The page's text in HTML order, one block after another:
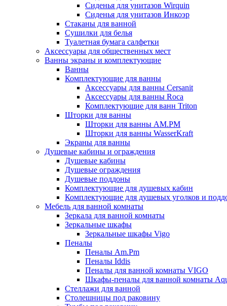
Сиденья для унитазов Wirquin
Сиденья для унитазов Инкоэр
Стаканы для ванной
Сушилки для белья
Туалетная бумага салфетки
Аксессуары для общественных мест
Ванны экраны и комплектующие
Ванны
Комплектующие для ванны
Аксессуары для ванны Cersanit
Аксессуары для ванны Roca
Комплектующие для ванн Triton
Шторки для ванны
Шторки для ванны AM.PM
Шторки для ванны WasserKraft
Экраны для ванны
Душевые кабины и ограждения
Душевые кабины
Душевые ограждения
Душевые поддоны
Комплектующие для душевых кабин
Комплектующие для душевых уголков и
Мебель для ванной комнаты
Зеркала для ванной комнаты
Зеркальные шкафы
Зеркальные шкафы Vigo
Пеналы
Пеналы Am.Pm
Пеналы Iddis
Пеналы для ванной комнаты VIGO
Шкафы-пеналы для ванной комнаты
Стеллажи для ванной
Столешницы под раковину